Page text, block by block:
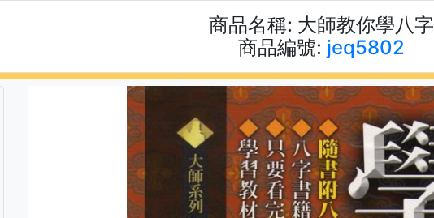
商品名稱: 大師教你學八字
商品編號: jeq5802